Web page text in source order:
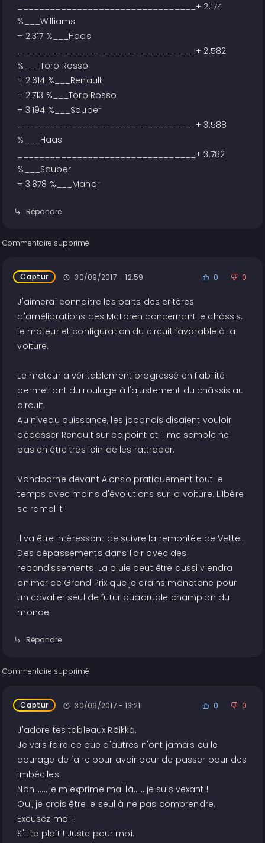
_________________________________+ 2.174
%___Williams
+ 2.317 %___Haas
_________________________________+ 2.582
%___Toro Rosso
+ 2.614 %___Renault
+ 2.713 %___Toro Rosso
+ 3.194 %___Sauber
_________________________________+ 3.588
%___Haas
_________________________________+ 3.782
%___Sauber
+ 3.878 %___Manor
Répondre
Commentaire supprimé
Captur 30/09/2017 - 12:59 0 0
J'aimerai connaître les parts des critères
d'améliorations des McLaren concernant le châssis,
le moteur et configuration du circuit favorable à la
voiture.
Le moteur a véritablement progressé en fiabilité
permettant du roulage à l'ajustement du châssis au
circuit.
Au niveau puissance, les japonais disaient vouloir
dépasser Renault sur ce point et il me semble ne
pas en être très loin de les rattraper.
Vandoorne devant Alonso pratiquement tout le
temps avec moins d'évolutions sur la voiture. L'Ibère
se ramollit !
Il va être intéressant de suivre la remontée de Vettel.
Des dépassements dans l'air avec des
rebondissements. La pluie peut être aussi viendra
animer ce Grand Prix que je crains monotone pour
un cavalier seul de futur quadruple champion du
monde.
Répondre
Commentaire supprimé
Captur 30/09/2017 - 13:21 0 0
J'adore tes tableaux Räikkö.
Je vais faire ce que d'autres n'ont jamais eu le
courage de faire pour avoir peur de passer pour des
imbéciles.
Non......, je m'exprime mal là....., je suis vexant !
Oui, je crois être le seul à ne pas comprendre.
Excusez moi !
S'il te plaît ! Juste pour moi.